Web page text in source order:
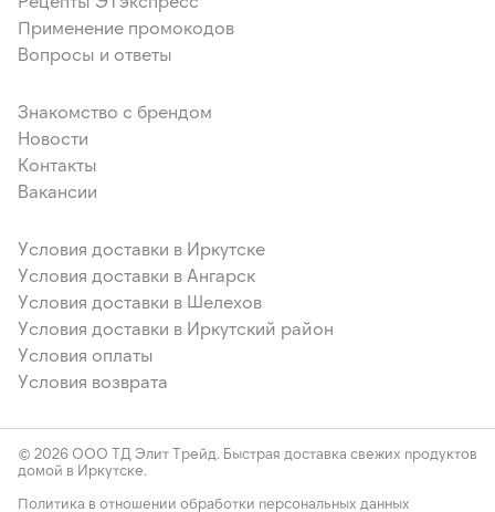
Применение промокодов
Вопросы и ответы
Знакомство с брендом
Новости
Контакты
Вакансии
Условия доставки в Иркутске
Условия доставки в Ангарск
Условия доставки в Шелехов
Условия доставки в Иркутский район
Условия оплаты
Условия возврата
© 2026 ООО ТД Элит Трейд. Быстрая доставка свежих продуктов
домой в Иркутске.
Политика в отношении обработки персональных данных